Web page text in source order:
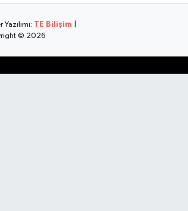
Yazılımı: TE Bilişim
© 2026